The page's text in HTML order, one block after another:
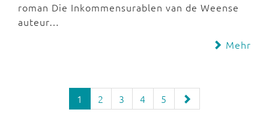
roman Die Inkommensurablen van de Weense
auteur…
Mehr
1 2 3 4 5